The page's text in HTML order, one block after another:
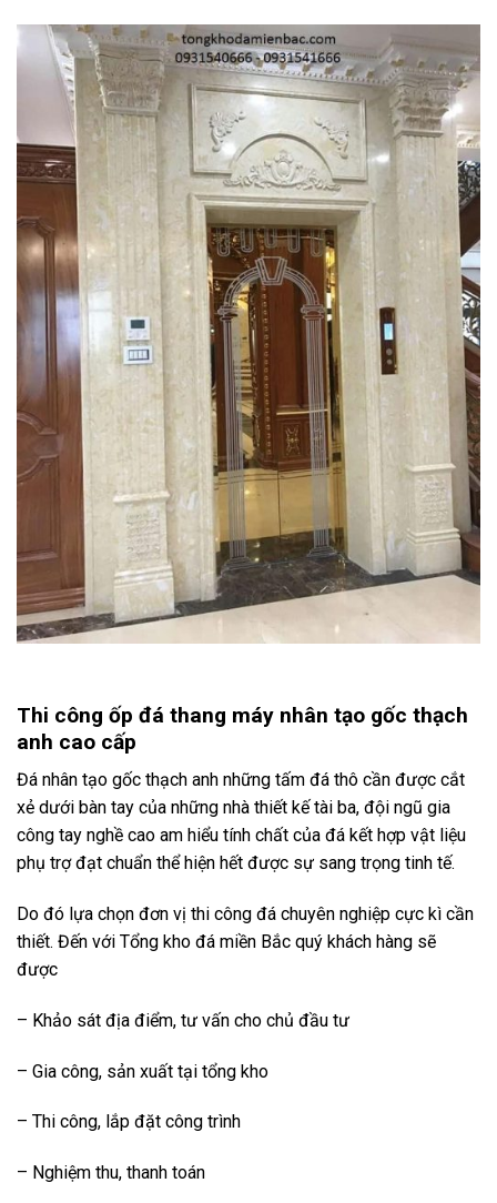
Thi công ốp đá thang máy nhân tạo gốc thạch
anh cao cấp
Đá nhân tạo gốc thạch anh những tấm đá thô cần được cắt
xẻ dưới bàn tay của những nhà thiết kế tài ba, đội ngũ gia
công tay nghề cao am hiểu tính chất của đá kết hợp vật liệu
phụ trợ đạt chuẩn thể hiện hết được sự sang trọng tinh tế.
Do đó lựa chọn đơn vị thi công đá chuyên nghiệp cực kì cần
thiết. Đến với Tổng kho đá miền Bắc quý khách hàng sẽ
được
– Khảo sát địa điểm, tư vấn cho chủ đầu tư
– Gia công, sản xuất tại tổng kho
– Thi công, lắp đặt công trình
– Nghiệm thu, thanh toán